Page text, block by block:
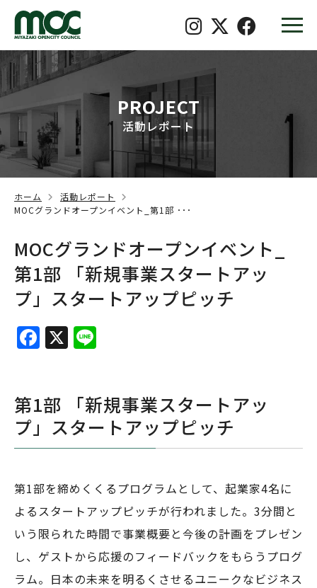
PROJECT
活動レポート
ホーム
活動レポート
MOCグランドオープンイベント_第1部 ･･･
MOCグランドオープンイベント_
第1部 「新規事業スタートアッ
プ」スタートアップピッチ
F
a
e
b
o
k
X
第1部 「新規事業スタートアッ
プ」スタートアップピッチ
第1部を締めくくるプログラムとして、起業家4名に
よるスタートアップピッチが行われました。3分間と
いう限られた時間で事業概要と今後の計画をプレゼン
し、ゲストから応援のフィードバックをもらうプログ
ラム。日本の未来を明るくさせるユニークなビジネス